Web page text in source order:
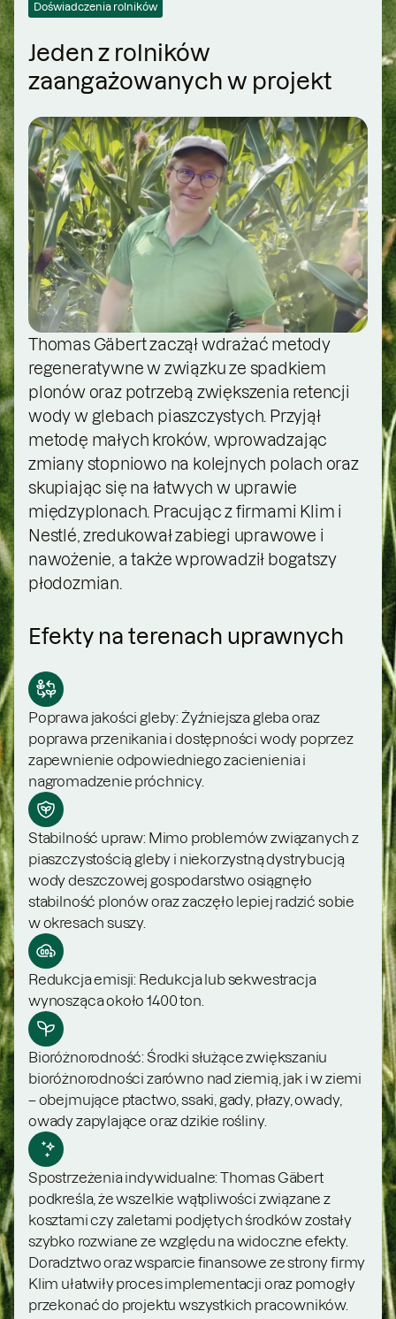
Doświadczenia rolników
Jeden z rolników
zaangażowanych w projekt
Thomas Gäbert zaczął wdrażać metody
regeneratywne w związku ze spadkiem
plonów oraz potrzebą zwiększenia retencji
wody w glebach piaszczystych. Przyjął
metodę małych kroków, wprowadzając
zmiany stopniowo na kolejnych polach oraz
skupiając się na łatwych w uprawie
międzyplonach. Pracując z firmami Klim i
Nestlé, zredukował zabiegi uprawowe i
nawożenie, a także wprowadził bogatszy
płodozmian.
Efekty na terenach uprawnych
Poprawa jakości gleby: Żyźniejsza gleba oraz
poprawa przenikania i dostępności wody poprzez
zapewnienie odpowiedniego zacienienia i
nagromadzenie próchnicy.
Stabilność upraw: Mimo problemów związanych z
piaszczystością gleby i niekorzystną dystrybucją
wody deszczowej gospodarstwo osiągnęło
stabilność plonów oraz zaczęło lepiej radzić sobie
w okresach suszy.
Redukcja emisji: Redukcja lub sekwestracja
wynosząca około 1400 ton.
Bioróżnorodność: Środki służące zwiększaniu
bioróżnorodności zarówno nad ziemią, jak i w ziemi
– obejmujące ptactwo, ssaki, gady, płazy, owady,
owady zapylające oraz dzikie rośliny.
Spostrzeżenia indywidualne: Thomas Gäbert
podkreśla, że wszelkie wątpliwości związane z
kosztami czy zaletami podjętych środków zostały
szybko rozwiane ze względu na widoczne efekty.
Doradztwo oraz wsparcie finansowe ze strony firmy
Klim ułatwiły proces implementacji oraz pomogły
przekonać do projektu wszystkich pracowników.